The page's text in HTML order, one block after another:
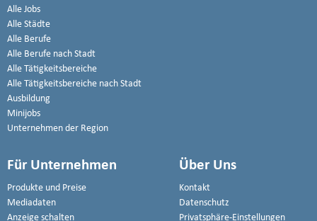
Alle Jobs
Alle Städte
Alle Berufe
Alle Berufe nach Stadt
Alle Tätigkeitsbereiche
Alle Tätigkeitsbereiche nach Stadt
Ausbildung
Minijobs
Unternehmen der Region
Für Unternehmen
Produkte und Preise
Mediadaten
Anzeige schalten
Über Uns
Kontakt
Datenschutz
Privatsphäre-Einstellungen